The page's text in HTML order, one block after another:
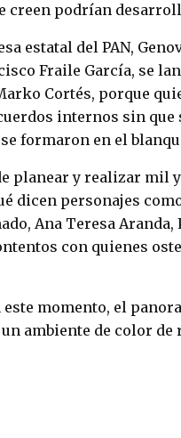
creen podrían
estatal del PAN,
Fraile García, se
Cortés, porque
internos sin que
formaron en el
planear y realizar mil
dicen personajes
Ana Teresa Aranda,
con quienes
momento, el
ambiente de color de